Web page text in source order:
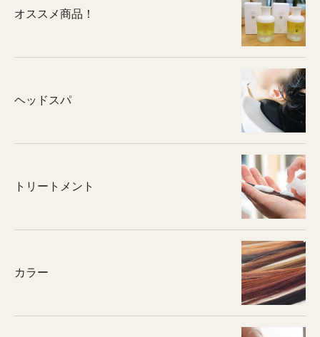
オススメ商品！
ヘッドスパ
トリートメント
カラー